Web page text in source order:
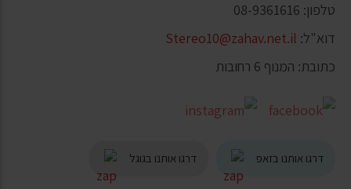
טלפון: 08-9361616
דוא"ל: Stereo10@zahav.net.il
כתובת: המנוף 6 רחובות
דרגו אותנו בזאפ דרגו אותנו בגוגל